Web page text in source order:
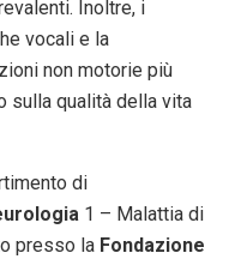
Inoltre, i
vocali e la
non motorie più
sulla qualità della vita
di
1 – Malattia di
presso la Fondazione